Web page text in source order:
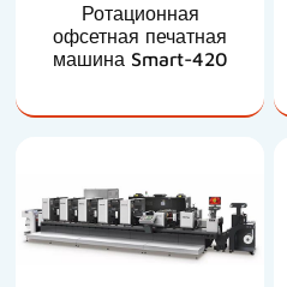
Ротационная
офсетная печатная
машина Smart-420